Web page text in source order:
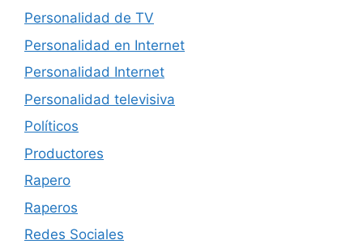
Personalidad de TV
Personalidad en Internet
Personalidad Internet
Personalidad televisiva
Políticos
Productores
Rapero
Raperos
Redes Sociales